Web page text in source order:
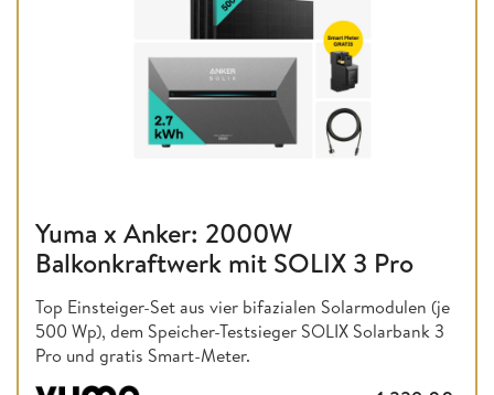
Yuma x Anker: 2000W
Balkonkraftwerk mit SOLIX 3 Pro
Top Einsteiger-Set aus vier bifazialen Solarmodulen (je
500 Wp), dem Speicher-Testsieger SOLIX Solarbank 3
Pro und gratis Smart-Meter.